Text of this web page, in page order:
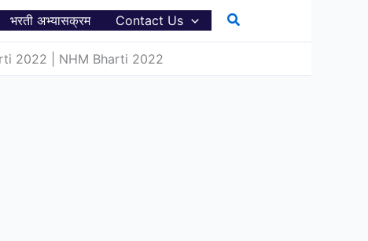
भरती अभ्यासक्रम Contact Us Search
2022 | NHM Bharti 2022